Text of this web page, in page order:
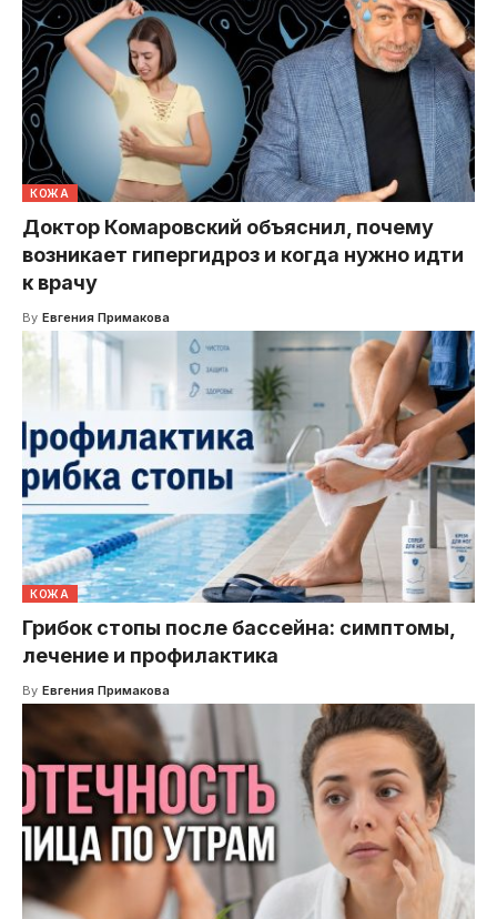
КОЖА
Доктор Комаровский объяснил, почему
возникает гипергидроз и когда нужно идти
к врачу
By Евгения Примакова
КОЖА
Грибок стопы после бассейна: симптомы,
лечение и профилактика
By Евгения Примакова